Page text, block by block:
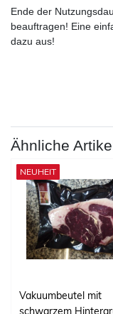
Ende der
beauftragen! Eine
dazu aus!
Ähnliche
NEUHEIT
Vakuumbeutel mit
schwarzem